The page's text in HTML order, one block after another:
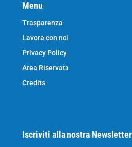
Menu
Trasparenza
Lavora con noi
Privacy Policy
Area Riservata
Credits
Iscriviti alla nostra Newsletter